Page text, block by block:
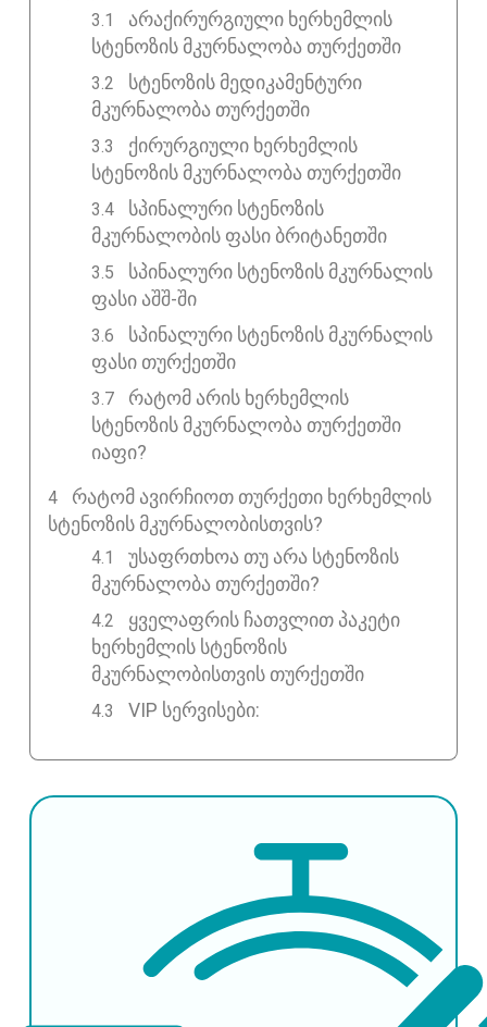
არაქირურგიული ხერხემლის
სტენოზის მკურნალობა თურქეთში
სტენოზის მედიკამენტური
მკურნალობა თურქეთში
ქირურგიული ხერხემლის
სტენოზის მკურნალობა თურქეთში
სპინალური სტენოზის
მკურნალობის ფასი ბრიტანეთში
სპინალური სტენოზის მკურნალის
ფასი აშშ-ში
სპინალური სტენოზის მკურნალის
ფასი თურქეთში
რატომ არის ხერხემლის
სტენოზის მკურნალობა თურქეთში
იაფი?
ᲠᲐᲢᲝᲛ ᲐᲕᲘᲠᲩᲘᲝᲗ ᲗᲣᲠᲥᲔᲗᲘ ᲮᲔᲠᲮᲔᲛᲚᲘᲡ
ᲡᲢᲔᲜᲝᲖᲘᲡ ᲛᲙᲣᲠᲜᲐᲚᲝᲑᲘᲡᲗᲕᲘᲡ?
უსაფრთხოა თუ არა სტენოზის
მკურნალობა თურქეთში?
ყველაფრის ჩათვლით პაკეტი
ხერხემლის სტენოზის
მკურნალობისთვის თურქეთში
VIP სერვისები: